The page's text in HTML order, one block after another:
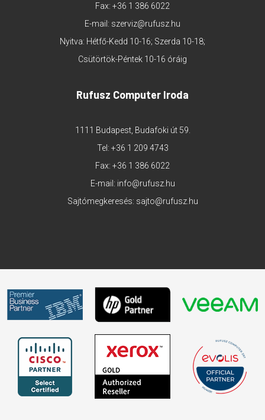
Fax: +36 1 386 6022
E-mail: szerviz@rufusz.hu
Nyitva: Hétfő-Kedd 10-16; Szerda 10-18;
Csütörtök-Péntek 10-16 óráig
Rufusz Computer Iroda
1111 Budapest, Budafoki út 59.
Tel: +36 1 209 4743
Fax: +36 1 386 6022
E-mail: info@rufusz.hu
Sajtómegkeresés: sajto@rufusz.hu